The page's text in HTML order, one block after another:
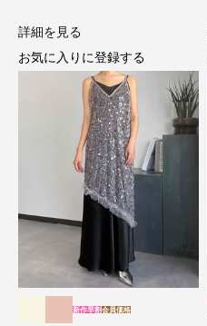
新作早割会員価格
詳細を見る
お気に入りに登録する